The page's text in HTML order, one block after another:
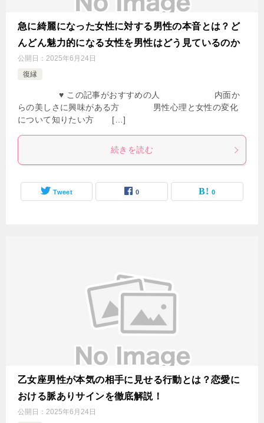
急に綺麗になった女性に対する男性の本音とは？ど
んどん魅力的になる女性を男性はどう見ているのか
公開日： 2025年6月24日
復縁
♥ この記事がおすすめの人 内面か
らの美しさに興味がある方 男性心理と女性の変化
について知りたい方 […]
続きを読む
Tweet 0 0
乙女座男性が本気の相手に見せる行動とは？恋愛に
おける脈ありサインを徹底解説！
公開日： 2025年6月24日